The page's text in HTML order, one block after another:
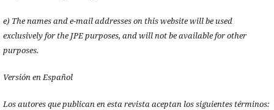
e) The names and e-mail addresses on this website will be used
exclusively for the JPE purposes, and will not be available for other
purposes.
Versión en Español
Los autores que publican en esta revista aceptan los siguientes términos: